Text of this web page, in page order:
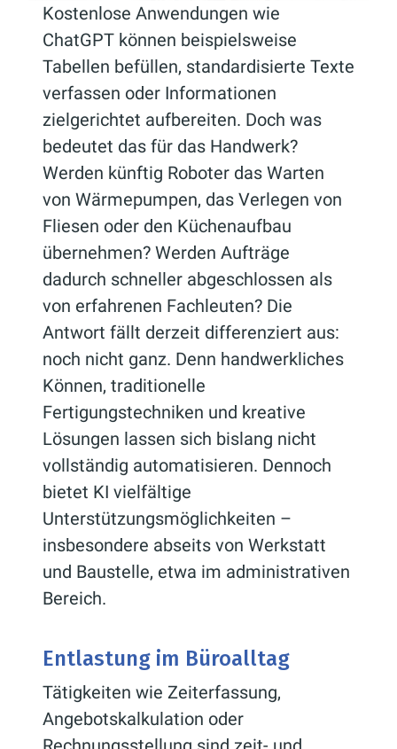
Kostenlose Anwendungen wie
ChatGPT können beispielsweise
Tabellen befüllen, standardisierte Texte
verfassen oder Informationen
zielgerichtet aufbereiten. Doch was
bedeutet das für das Handwerk?
Werden künftig Roboter das Warten
von Wärmepumpen, das Verlegen von
Fliesen oder den Küchenaufbau
übernehmen? Werden Aufträge
dadurch schneller abgeschlossen als
von erfahrenen Fachleuten? Die
Antwort fällt derzeit differenziert aus:
noch nicht ganz. Denn handwerkliches
Können, traditionelle
Fertigungstechniken und kreative
Lösungen lassen sich bislang nicht
vollständig automatisieren. Dennoch
bietet KI vielfältige
Unterstützungsmöglichkeiten –
insbesondere abseits von Werkstatt
und Baustelle, etwa im administrativen
Bereich.
Entlastung im Büroalltag
Tätigkeiten wie Zeiterfassung,
Angebotskalkulation oder